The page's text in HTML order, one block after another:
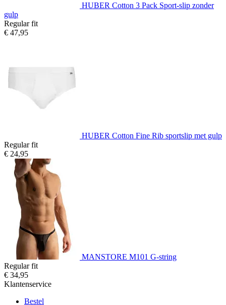
HUBER Cotton 3 Pack Sport-slip zonder
gulp
Regular fit
€ 47,95
HUBER Cotton Fine Rib sportslip met gulp
Regular fit
€ 24,95
MANSTORE M101 G-string
Regular fit
€ 34,95
Klantenservice
Bestel